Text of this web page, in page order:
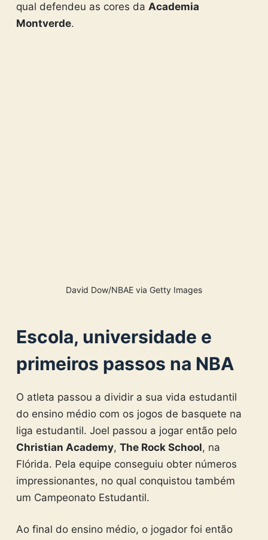
qual defendeu as cores da Academia
Montverde.
David Dow/NBAE via Getty Images
Escola, universidade e
primeiros passos na NBA
O atleta passou a dividir a sua vida estudantil
do ensino médio com os jogos de basquete na
liga estudantil. Joel passou a jogar então pelo
Christian Academy, The Rock School, na
Flórida. Pela equipe conseguiu obter números
impressionantes, no qual conquistou também
um Campeonato Estudantil.
Ao final do ensino médio, o jogador foi então